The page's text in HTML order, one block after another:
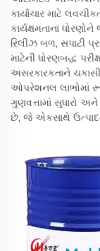
કાર્યાચાર માટે
કાર્યક્ષમતાના
રિલીઝ બળ, સપાટી
માટેની ધોરણબદ્ધ
અસરકારકતાને
ઓપરેશનલ લાભોમાં
ગુણવત્તામાં સુધારો
છે, જે એકસાથે